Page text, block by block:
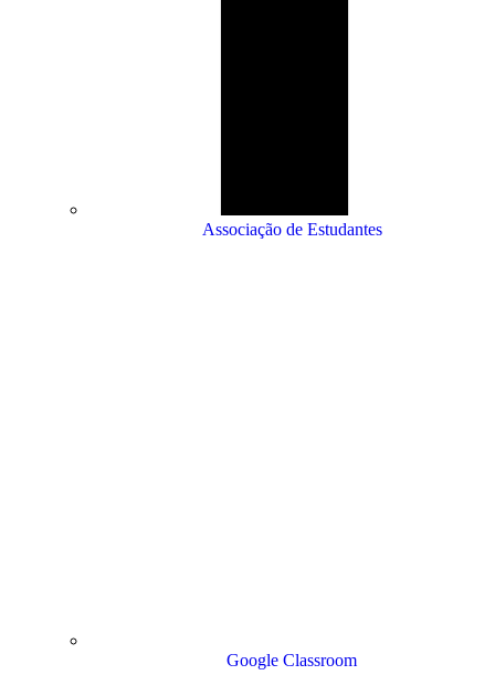
Associação de Estudantes
Google Classroom